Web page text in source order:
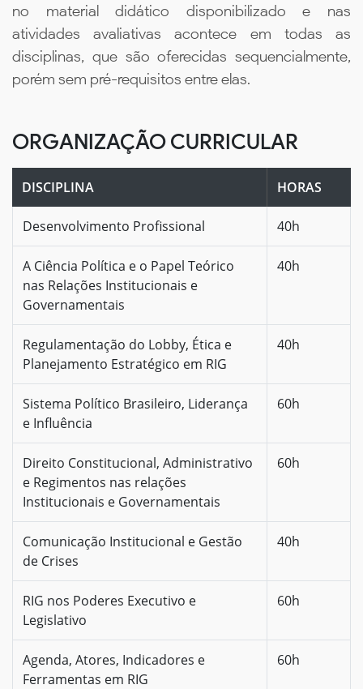
no material didático disponibilizado e nas
atividades avaliativas acontece em todas as
disciplinas, que são oferecidas sequencialmente,
porém sem pré-requisitos entre elas.
ORGANIZAÇÃO CURRICULAR
DISCIPLINA HORAS
Desenvolvimento Profissional 40h
A Ciência Política e o Papel Teórico
nas Relações Institucionais e
Governamentais
40h
Regulamentação do Lobby, Ética e
Planejamento Estratégico em RIG
40h
Sistema Político Brasileiro, Liderança
e Influência
60h
Direito Constitucional, Administrativo
e Regimentos nas relações
Institucionais e Governamentais
60h
Comunicação Institucional e Gestão
de Crises
40h
RIG nos Poderes Executivo e
Legislativo
60h
Agenda, Atores, Indicadores e
Ferramentas em RIG
60h